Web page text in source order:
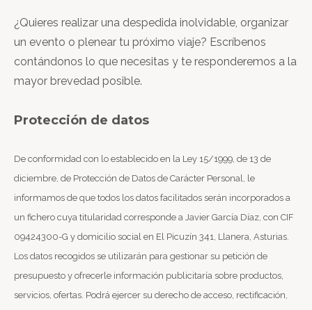
¿Quieres realizar una despedida inolvidable, organizar
un evento o plenear tu próximo viaje? Escríbenos
contándonos lo que necesitas y te responderemos a la
mayor brevedad posible.
Protección de datos
De conformidad con lo establecido en la Ley 15/1999, de 13 de
diciembre, de Protección de Datos de Carácter Personal, le
informamos de que todos los datos facilitados serán incorporados a
un fichero cuya titularidad corresponde a Javier García Díaz, con CIF
09424300-G y domicilio social en El Picuzín 341, Llanera, Asturias.
Los datos recogidos se utilizarán para gestionar su petición de
presupuesto y ofrecerle información publicitaría sobre productos,
servicios, ofertas. Podrá ejercer su derecho de acceso, rectificación,